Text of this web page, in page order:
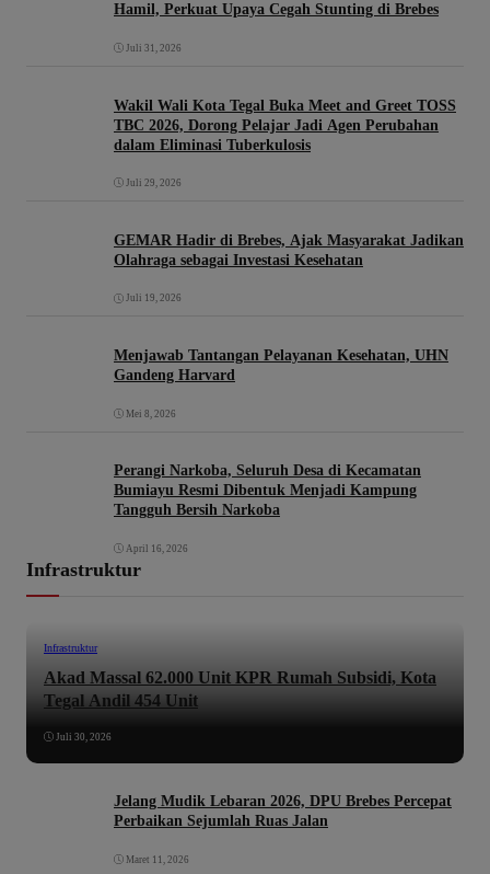
Hamil, Perkuat Upaya Cegah Stunting di Brebes
Juli 31, 2026
Wakil Wali Kota Tegal Buka Meet and Greet TOSS
TBC 2026, Dorong Pelajar Jadi Agen Perubahan
dalam Eliminasi Tuberkulosis
Juli 29, 2026
GEMAR Hadir di Brebes, Ajak Masyarakat Jadikan
Olahraga sebagai Investasi Kesehatan
Juli 19, 2026
Menjawab Tantangan Pelayanan Kesehatan, UHN
Gandeng Harvard
Mei 8, 2026
Perangi Narkoba, Seluruh Desa di Kecamatan
Bumiayu Resmi Dibentuk Menjadi Kampung
Tangguh Bersih Narkoba
April 16, 2026
Infrastruktur
Infrastruktur
Akad Massal 62.000 Unit KPR Rumah Subsidi, Kota
Tegal Andil 454 Unit
Juli 30, 2026
Jelang Mudik Lebaran 2026, DPU Brebes Percepat
Perbaikan Sejumlah Ruas Jalan
Maret 11, 2026